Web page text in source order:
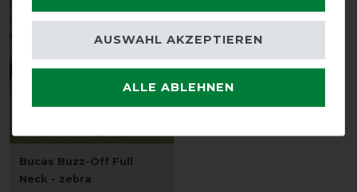
Bucas Buzz-Off Full
Neck - zebra
ALLE ABLEHNEN
AUSWAHL AKZEPTIEREN